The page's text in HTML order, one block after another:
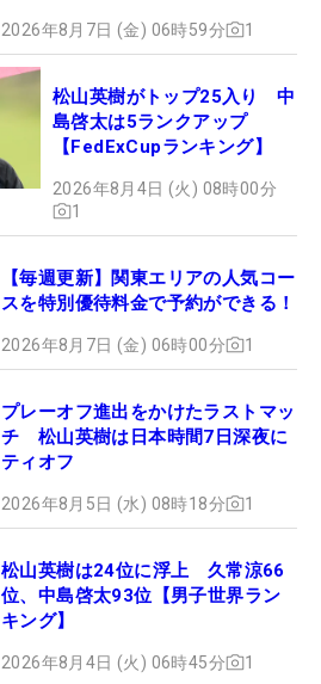
2026年8月7日 (金) 06時59分 1
松山英樹がトップ25入り 中
島啓太は5ランクアップ
【FedExCupランキング】
2026年8月4日 (火) 08時00分
1
【毎週更新】関東エリアの人気コー
スを特別優待料金で予約ができる！
2026年8月7日 (金) 06時00分 1
プレーオフ進出をかけたラストマッ
チ 松山英樹は日本時間7日深夜に
ティオフ
2026年8月5日 (水) 08時18分 1
松山英樹は24位に浮上 久常涼66
位、中島啓太93位【男子世界ラン
キング】
2026年8月4日 (火) 06時45分 1